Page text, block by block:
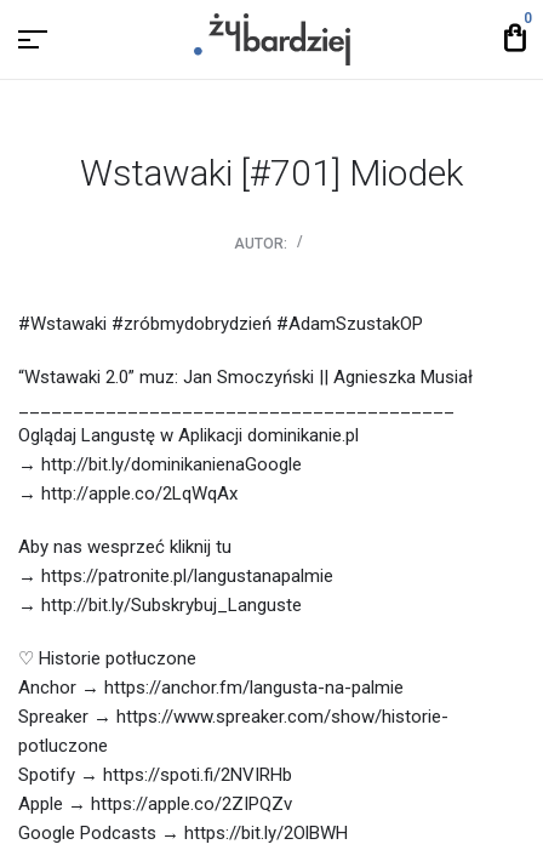
0
Wstawaki [#701] Miodek
AUTOR:
#Wstawaki #zróbmydobrydzień #AdamSzustakOP
“Wstawaki 2.0” muz: Jan Smoczyński || Agnieszka Musiał
Oglądaj Langustę w Aplikacji dominikanie.pl
→ http://bit.ly/dominikanienaGoogle
→ http://apple.co/2LqWqAx
Aby nas wesprzeć kliknij tu
→ https://patronite.pl/langustanapalmie
→ http://bit.ly/Subskrybuj_Languste
♡ Historie potłuczone
Anchor → https://anchor.fm/langusta-na-palmie
Spreaker → https://www.spreaker.com/show/historie-
potluczone
Spotify → https://spoti.fi/2NVIRHb
Apple → https://apple.co/2ZIPQZv
Google Podcasts → https://bit.ly/2OlBWH